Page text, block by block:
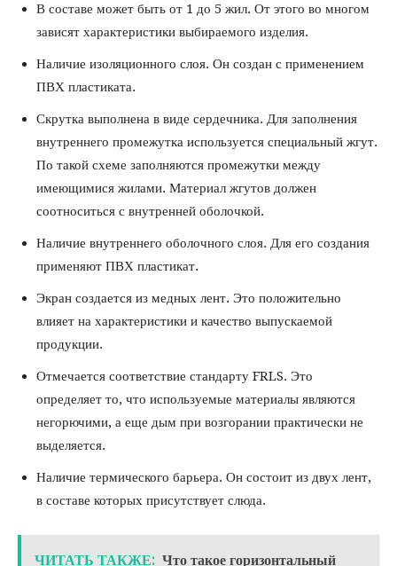
В составе может быть от 1 до 5 жил. От этого во многом
зависят характеристики выбираемого изделия.
Наличие изоляционного слоя. Он создан с применением
ПВХ пластиката.
Скрутка выполнена в виде сердечника. Для заполнения
внутреннего промежутка используется специальный жгут.
По такой схеме заполняются промежутки между
имеющимися жилами. Материал жгутов должен
соотноситься с внутренней оболочкой.
Наличие внутреннего оболочного слоя. Для его создания
применяют ПВХ пластикат.
Экран создается из медных лент. Это положительно
влияет на характеристики и качество выпускаемой
продукции.
Отмечается соответствие стандарту FRLS. Это
определяет то, что используемые материалы являются
негорючими, а еще дым при возгорании практически не
выделяется.
Наличие термического барьера. Он состоит из двух лент,
в составе которых присутствует слюда.
ЧИТАТЬ ТАКЖЕ: Что такое горизонтальный